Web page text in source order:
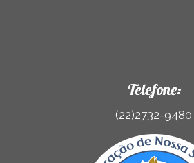
Telefone:
(22)2732-9480